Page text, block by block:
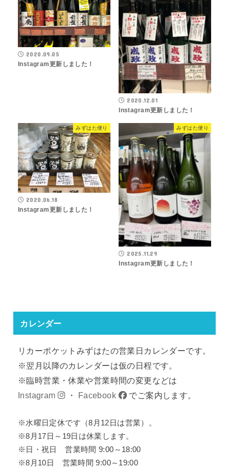
2020.09.05
Instagram更新しました！
2020.12.01
Instagram更新しました！
みずはた便り
2020.06.18
Instagram更新しました！
みずはた便り
2025.11.29
Instagram更新しました！
カレンダー
リカーポケットみずはたの営業日カレンダーです。
※翌月以降のカレンダーは仮の日程です。
※臨時営業・休業や営業時間の変更などは
Instagram
・ Facebook でご案内します。
※水曜日定休です（8月12日は営業）。
※8月17日～19日は休業します。
※日・祝日 営業時間 9:00～18:00
※8月10日 営業時間 9:00～19:00